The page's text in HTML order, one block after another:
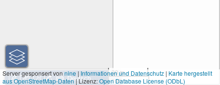
30 m
100 ft
Server gesponsert vonnine|Informationen und Datenschutz | Karte hergestellt
aus OpenStreetMap-Daten| Lizenz:Open Database License (ODbL)